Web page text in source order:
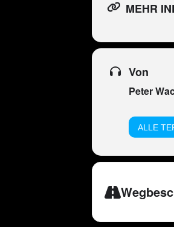
MEHR
Von
Peter
ALLE